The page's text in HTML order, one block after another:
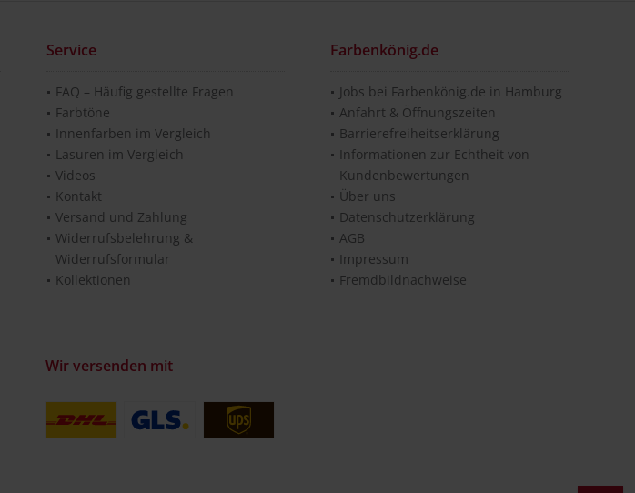
Service
FAQ – Häufig gestellte Fragen
Farbtöne
Innenfarben im Vergleich
Lasuren im Vergleich
Videos
Kontakt
Versand und Zahlung
Widerrufsbelehrung &
Widerrufsformular
Kollektionen
Farbenkönig.de
Jobs bei Farbenkönig.de in Hamburg
Anfahrt & Öffnungszeiten
Barrierefreiheitserklärung
Informationen zur Echtheit von
Kundenbewertungen
Über uns
Datenschutzerklärung
AGB
Impressum
Fremdbildnachweise
Wir versenden mit